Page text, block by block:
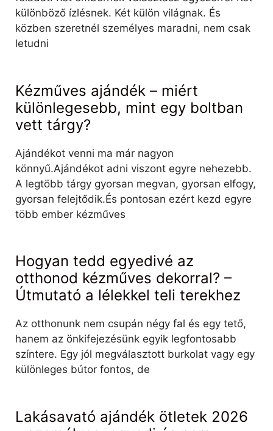
különböző ízlésnek. Két külön világnak. És
közben szeretnél személyes maradni, nem csak
letudni
Kézműves ajándék – miért
különlegesebb, mint egy boltban
vett tárgy?
Ajándékot venni ma már nagyon
könnyű.Ajándékot adni viszont egyre nehezebb.
A legtöbb tárgy gyorsan megvan, gyorsan elfogy,
gyorsan felejtődik.És pontosan ezért kezd egyre
több ember kézműves
Hogyan tedd egyedivé az
otthonod kézműves dekorral? –
Útmutató a lélekkel teli terekhez
Az otthonunk nem csupán négy fal és egy tető,
hanem az önkifejezésünk egyik legfontosabb
színtere. Egy jól megválasztott burkolat vagy egy
különleges bútor fontos, de
Lakásavató ajándék ötletek 2026